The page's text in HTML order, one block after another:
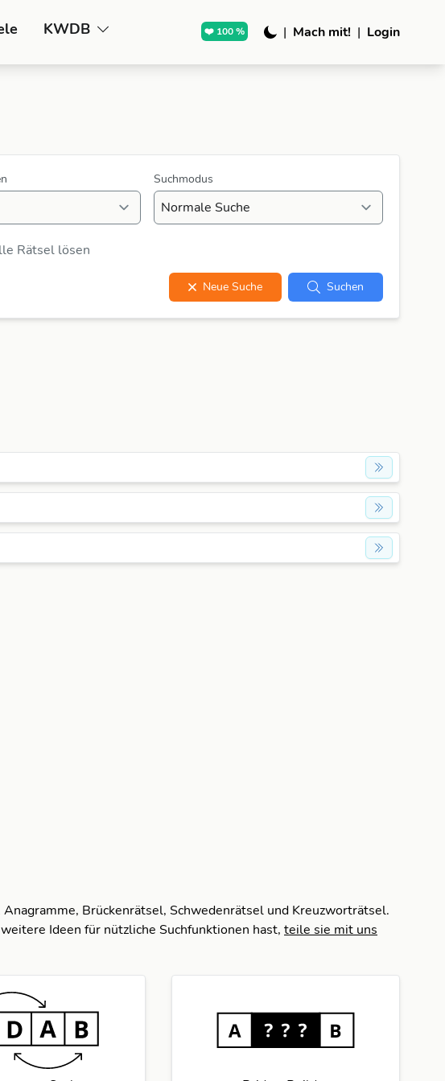
KWDB ❤️ 100 % | Mach mit! | Login
Suchmodus
Rätsel lösen
Neue Suche Suchen
Brückenrätsel, Schwedenrätsel und Kreuzworträtsel.
Ideen für nützliche Suchfunktionen hast, teile sie mit uns